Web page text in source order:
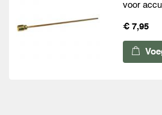
voor
€ 7,95